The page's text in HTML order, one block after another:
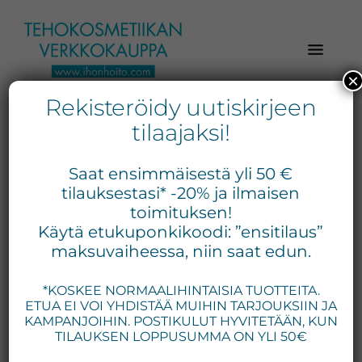
pääsisältöön
ensisijaiseen
sivupalkkiin
alatunnisteeseen
Ihonhoito.com
Kosmetiikan
verkkokauppa
Tilaa
tänään
Verkkokaupasta
tuotteet:
Exuviance,
Medik8,
Priori,
Bion,
Gernétic,
Rekisteröidy uutiskirjeen
tilaajaksi!
Saat ensimmäisestä yli 50 €
tilauksestasi* -20% ja ilmaisen
toimituksen!
Käytä etukuponkikoodi: ”ensitilaus”
maksuvaiheessa, niin saat edun.
*KOSKEE NORMAALIHINTAISIA TUOTTEITA.
ETUA EI VOI YHDISTÄÄ MUIHIN TARJOUKSIIN JA
KAMPANJOIHIN. POSTIKULUT HYVITETÄÄN, KUN
TILAUKSEN LOPPUSUMMA ON YLI 50€
×